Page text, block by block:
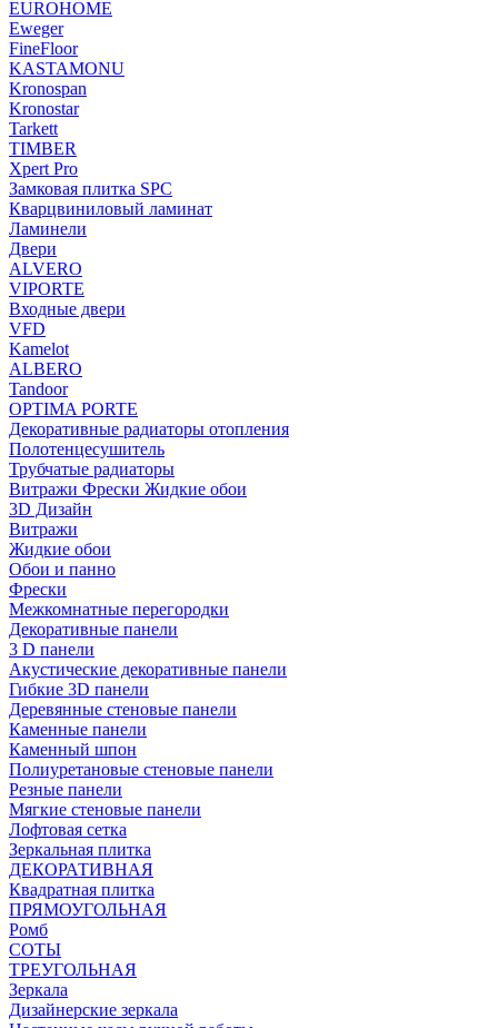
EUROHOME
Eweger
FineFloor
KASTAMONU
Kronospan
Kronostar
Tarkett
TIMBER
Xpert Pro
Замковая плитка SPC
Кварцвиниловый ламинат
Ламинели
Двери
ALVERO
VIPORTE
Входные двери
VFD
Kamelot
ALBERO
Tandoor
OPTIMA PORTE
Декоративные радиаторы отопления
Полотенцесушитель
Трубчатые радиаторы
Витражи Фрески Жидкие обои
3D Дизайн
Витражи
Жидкие обои
Обои и панно
Фрески
Межкомнатные перегородки
Декоративные панели
3 D панели
Акустические декоративные панели
Гибкие 3D панели
Деревянные стеновые панели
Каменные панели
Каменный шпон
Полиуретановые стеновые панели
Резные панели
Мягкие стеновые панели
Лофтовая сетка
Зеркальная плитка
ДЕКОРАТИВНАЯ
Квадратная плитка
ПРЯМОУГОЛЬНАЯ
Ромб
СОТЫ
ТРЕУГОЛЬНАЯ
Зеркала
Дизайнерские зеркала